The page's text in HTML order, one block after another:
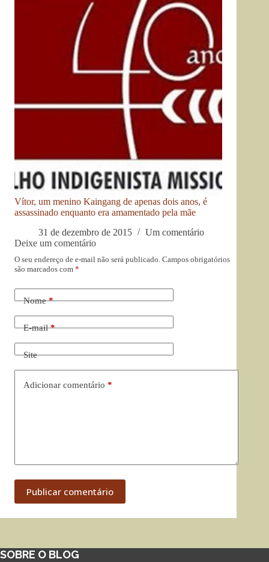
Vítor, um menino Kaingang de apenas dois anos, é
assassinado enquanto era amamentado pela mãe
31 de dezembro de 2015
Um comentário
Deixe um comentário
O seu endereço de e-mail não será publicado. Campos obrigatórios
são marcados com *
Nome*
E-mail*
Site
Adicionar comentário *
Publicar comentário
SOBRE O BLOG